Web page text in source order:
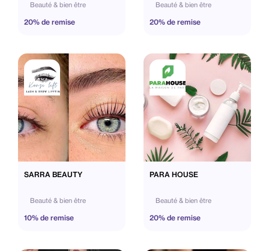
Beauté & bien être
20% de remise
Beauté & bien être
20% de remise
SARRA BEAUTY
Beauté & bien être
10% de remise
PARA HOUSE
Beauté & bien être
20% de remise